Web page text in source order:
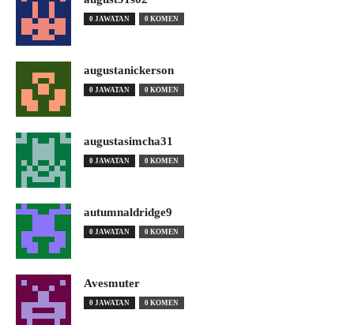
0 JAWATAN 0 KOMEN
augustanickerson
0 JAWATAN 0 KOMEN
augustasimcha31
0 JAWATAN 0 KOMEN
autumnaldridge9
0 JAWATAN 0 KOMEN
Avesmuter
0 JAWATAN 0 KOMEN